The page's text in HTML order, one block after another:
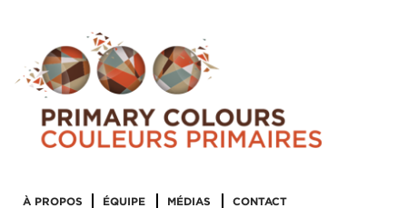
À PROPOS ÉQUIPE MÉDIAS
CONTACT